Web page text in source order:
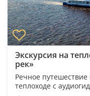
Экскурсия на
рек»
Речное
теплоходе с